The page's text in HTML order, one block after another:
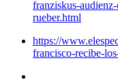
franziskus-
rueber.html
https://
francisco-recibe-